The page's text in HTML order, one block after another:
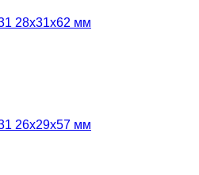
28x31x62 мм
26x29x57 мм